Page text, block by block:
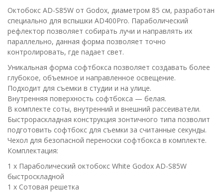
Октобокс AD-S85W от Godox, диаметром 85 см, разработан
специально для вспышки AD400Pro. Параболический
рефлектор позволяет собирать лучи и направлять их
параллельно, данная форма позволяет точно
контролировать, где падает свет.
Уникальная форма софтбокса позволяет создавать более
глубокое, объемное и направленное освещение.
Подходит для съемки в студии и на улице.
Внутренняя поверхность софтбокса — белая.
В комплекте соты, внутренний и внешний рассеиватели.
Быстрораскладная конструкция зонтичного типа позволит
подготовить софтбокс для съемки за считанные секунды.
Чехол для безопасной переноски софтбокса в комплекте.
Комплектация:
1 х Параболический октобокс White Godox AD-S85W
быстроскладной
1 х Сотовая решетка